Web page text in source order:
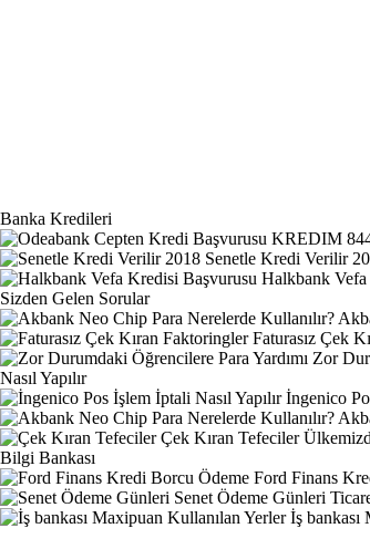
Banka Kredileri
Senetle Kredi Verilir
Halkbank
Sizden Gelen Sorular
Faturasız Çek
Zor
Nasıl Yapılır
İngenico
Çek Kıran Tefeciler
Bilgi Bankası
Ford Finans
Senet Ödeme Günleri
İş bankası